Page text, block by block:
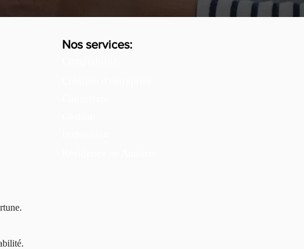
Nos services: